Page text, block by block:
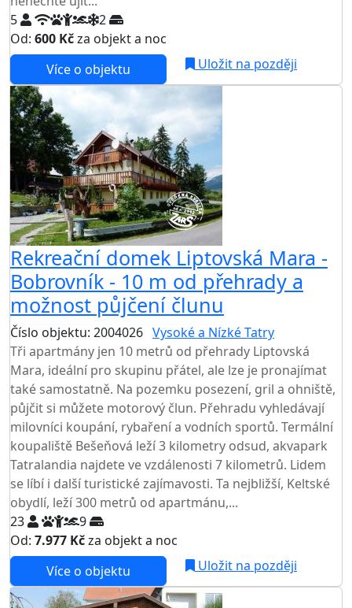
5
2
Od: 600 Kčza objekt a noc
Více o objektu
Uložit na později
Rekreační domek Liptovská Mara -
Bobrovník - 10 m od přehrady a
možnost půjčení člunu
Číslo objektu: 2004026 Vysoké a Nízké Tatry
Tři apartmány jen 10 metrů od přehrady Liptovská
Mara, ideální pro skupinu přátel, ale lze je pronajímat
také samostatně. Na pozemku posezení, gril a ohniště,
půjčit si můžete motorový člun. Přehradu vyhledávají
milovníci koupání, rybaření a vodních sportů. Termální
koupaliště Bešeňová leží 3 kilometry odsud, akvapark
Tatralandia najdete ve vzdálenosti 7 kilometrů. Lidem
se líbí i další turistické zajímavosti. Ta nejbližší, Keltské
obydlí, leží 300 metrů od apartmánu,...
23
9
Od: 7.977 Kčza objekt a noc
Více o objektu
Uložit na později